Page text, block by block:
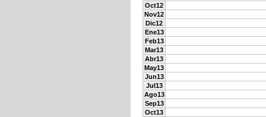
Oct12
Nov12
Dic12
Ene13
Feb13
Mar13
Abr13
May13
Jun13
Jul13
Ago13
Sep13
Oct13